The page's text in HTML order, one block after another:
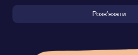
Розвʼязати